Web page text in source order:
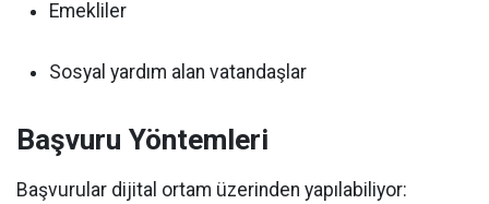
Emekliler
Sosyal yardım alan vatandaşlar
Başvuru Yöntemleri
Başvurular dijital ortam üzerinden yapılabiliyor: